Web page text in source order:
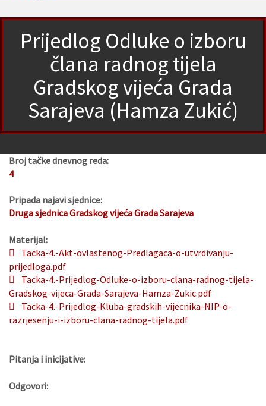
Prijedlog Odluke o izboru
člana radnog tijela
Gradskog vijeća Grada
Sarajeva (Hamza Zukić)
Broj tačke dnevnog reda:
4
Pripada najavi sjednice:
Druga sjednica Gradskog vijeća Grada Sarajeva
Materijal:
Tacka-4.-Akt-ovlastenog-Predlagaca-o-utvrdivanju-
prijedloga.pdf
Tacka-4.-Prijedlog-Odluke-o-izboru-clana-radnog-tijela-
Gradskog-vijeca-Grada-Sarajeva-Hamza-Zukic.pdf
Tacka-4.-Prijedlog-Kluba-gradskih-vijecnika-NIP-o-
razrjesenju-i-izboru-clana-radnog-tijela.pdf
Pitanja i inicijative:
Odgovori: